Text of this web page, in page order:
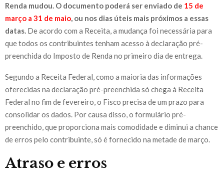
Renda mudou. O documento poderá ser enviado de 15 de
março a 31 de maio , ou nos dias úteis mais próximos a essas
datas. De acordo com a Receita, a mudança foi necessária para
que todos os contribuintes tenham acesso à declaração pré-
preenchida do Imposto de Renda no primeiro dia de entrega.
Segundo a Receita Federal, como a maioria das informações
oferecidas na declaração pré-preenchida só chega à Receita
Federal no fim de fevereiro, o Fisco precisa de um prazo para
consolidar os dados. Por causa disso, o formulário pré-
preenchido, que proporciona mais comodidade e diminui a chance
de erros pelo contribuinte, só é fornecido na metade de março.
Atraso e erros